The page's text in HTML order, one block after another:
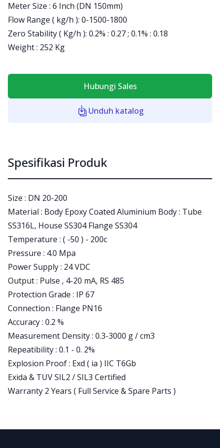
Meter Size : 6 Inch (DN 150mm)
Flow Range ( kg/h ): 0-1500-1800
Zero Stability ( Kg/h ): 0.2% : 0.27 ; 0.1% : 0.18
Weight : 252 Kg
Hubungi Sales
Unduh katalog
Spesifikasi Produk
Size : DN 20-200
Material : Body Epoxy Coated Aluminium Body : Tube
SS316L, House SS304 Flange SS304
Temperature : ( -50 ) - 200c
Pressure : 4.0 Mpa
Power Supply : 24 VDC
Output : Pulse , 4-20 mA, RS 485
Protection Grade : IP 67
Connection : Flange PN16
Accuracy : 0.2 %
Measurement Density : 0.3-3000 g / cm3
Repeatibility : 0.1 - 0. 2%
Explosion Proof : Exd ( ia ) IIC T6Gb
Exida & TUV SIL2 / SIL3 Certified
Warranty 2 Years ( Full Service & Spare Parts )